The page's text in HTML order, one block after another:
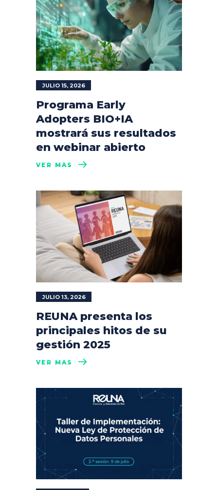
JULIO 15, 2026
Programa Early
Adopters BIO+IA
mostrará sus resultados
en webinar abierto
VER MÁS
JULIO 13, 2026
REUNA presenta los
principales hitos de su
gestión 2025
VER MÁS